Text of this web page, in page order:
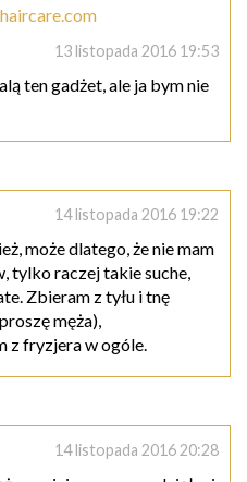
13 listopada 2016 19:53
ten gadżet, ale ja bym nie
14 listopada 2016 19:22
może dlatego, że nie mam
tylko raczej takie suche,
Zbieram z tyłu i tnę
męża),
z fryzjera w ogóle.
14 listopada 2016 20:28